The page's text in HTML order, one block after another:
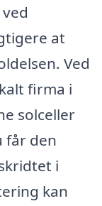
at
Ved
firma i
solceller
får den
i
kan